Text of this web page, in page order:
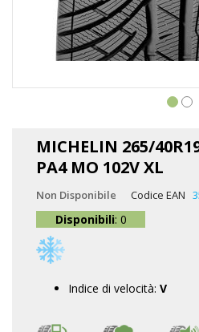
MICHELIN 265/
PA4 MO 102V XL
Non Disponibile Codice EAN
Disponibili: 0
Indice di velocità: V
galleria
immagini